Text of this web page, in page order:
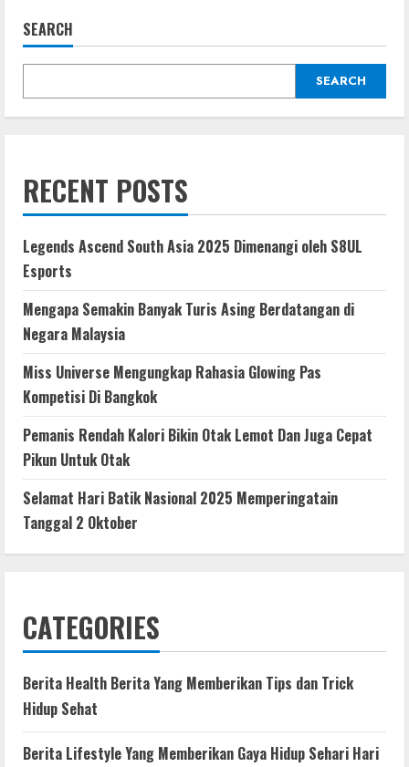
SEARCH
SEARCH
RECENT POSTS
Legends Ascend South Asia 2025 Dimenangi oleh S8UL
Esports
Mengapa Semakin Banyak Turis Asing Berdatangan di
Negara Malaysia
Miss Universe Mengungkap Rahasia Glowing Pas
Kompetisi Di Bangkok
Pemanis Rendah Kalori Bikin Otak Lemot Dan Juga Cepat
Pikun Untuk Otak
Selamat Hari Batik Nasional 2025 Memperingatain
Tanggal 2 Oktober
CATEGORIES
Berita Health Berita Yang Memberikan Tips dan Trick
Hidup Sehat
Berita Lifestyle Yang Memberikan Gaya Hidup Sehari Hari